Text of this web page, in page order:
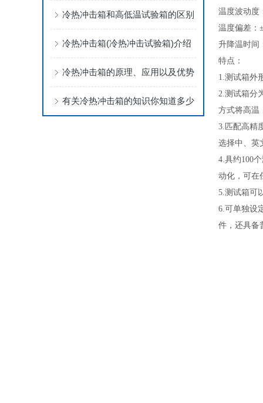
冷热冲击箱和高低温试验箱的区别
冷热冲击箱(冷热冲击试验箱)介绍
冷热冲击箱的原理、应用以及优势
有关冷热冲击箱的知识你知道多少
温度波动度
温度偏差：
升降温时
特点：
1.测试箱外
2.测试箱分
方式将高温
3.匹配高精
选择中、英
4.具约100
动化，可在
5.测试箱可
6.可单独设
件，还具备